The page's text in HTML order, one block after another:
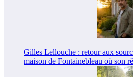
Gilles Lellouche : retour aux
maison de Fontainebleau où son